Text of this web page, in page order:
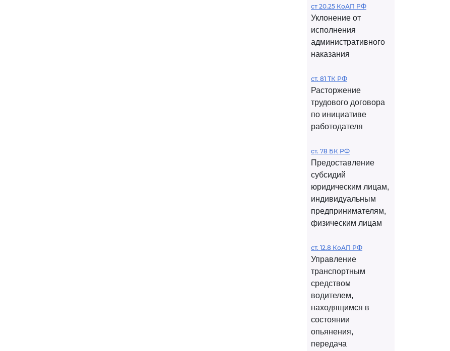
ст 20.25 КоАП РФ
Уклонение от
исполнения
административного
наказания
ст. 81 ТК РФ
Расторжение
трудового договора
по инициативе
работодателя
ст. 78 БК РФ
Предоставление
субсидий
юридическим лицам,
индивидуальным
предпринимателям,
физическим лицам
ст. 12.8 КоАП РФ
Управление
транспортным
средством
водителем,
находящимся в
состоянии
опьянения,
передача